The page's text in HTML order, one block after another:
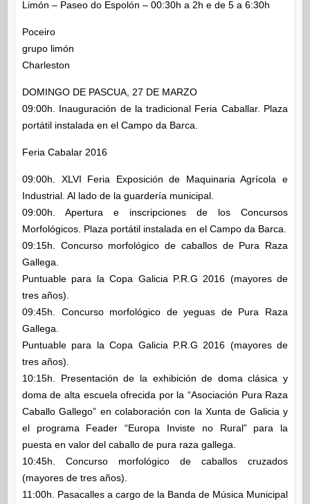
Limón – Paseo do Espolón – 00:30h a 2h e de 5 a 6:30h
Poceiro
grupo limón
Charleston
DOMINGO DE PASCUA, 27 DE MARZO
09:00h. Inauguración de la tradicional Feria Caballar. Plaza
portátil instalada en el Campo da Barca.
Feria Cabalar 2016
09:00h. XLVI Feria Exposición de Maquinaria Agrícola e
Industrial. Al lado de la guardería municipal.
09:00h. Apertura e inscripciones de los Concursos
Morfológicos. Plaza portátil instalada en el Campo da Barca.
09:15h. Concurso morfológico de caballos de Pura Raza
Gallega.
Puntuable para la Copa Galicia P.R.G 2016 (mayores de
tres años).
09:45h. Concurso morfológico de yeguas de Pura Raza
Gallega.
Puntuable para la Copa Galicia P.R.G 2016 (mayores de
tres años).
10:15h. Presentación de la exhibición de doma clásica y
doma de alta escuela ofrecida por la “Asociación Pura Raza
Caballo Gallego” en colaboración con la Xunta de Galicia y
el programa Feader “Europa Inviste no Rural” para la
puesta en valor del caballo de pura raza gallega.
10:45h. Concurso morfológico de caballos cruzados
(mayores de tres años).
11:00h. Pasacalles a cargo de la Banda de Música Municipal